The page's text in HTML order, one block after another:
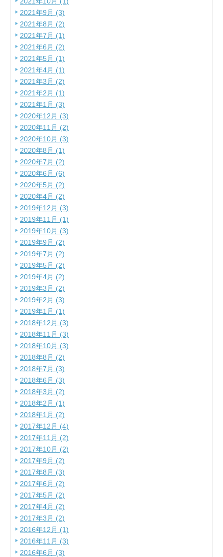
2021年9月 (3)
2021年8月 (2)
2021年7月 (1)
2021年6月 (2)
2021年5月 (1)
2021年4月 (1)
2021年3月 (2)
2021年2月 (1)
2021年1月 (3)
2020年12月 (3)
2020年11月 (2)
2020年10月 (3)
2020年8月 (1)
2020年7月 (2)
2020年6月 (6)
2020年5月 (2)
2020年4月 (2)
2019年12月 (3)
2019年11月 (1)
2019年10月 (3)
2019年9月 (2)
2019年7月 (2)
2019年5月 (2)
2019年4月 (2)
2019年3月 (2)
2019年2月 (3)
2019年1月 (1)
2018年12月 (3)
2018年11月 (3)
2018年10月 (3)
2018年8月 (2)
2018年7月 (3)
2018年6月 (3)
2018年3月 (2)
2018年2月 (1)
2018年1月 (2)
2017年12月 (4)
2017年11月 (2)
2017年10月 (2)
2017年9月 (2)
2017年8月 (3)
2017年6月 (2)
2017年5月 (2)
2017年4月 (2)
2017年3月 (2)
2016年12月 (1)
2016年11月 (3)
2016年6月 (3)